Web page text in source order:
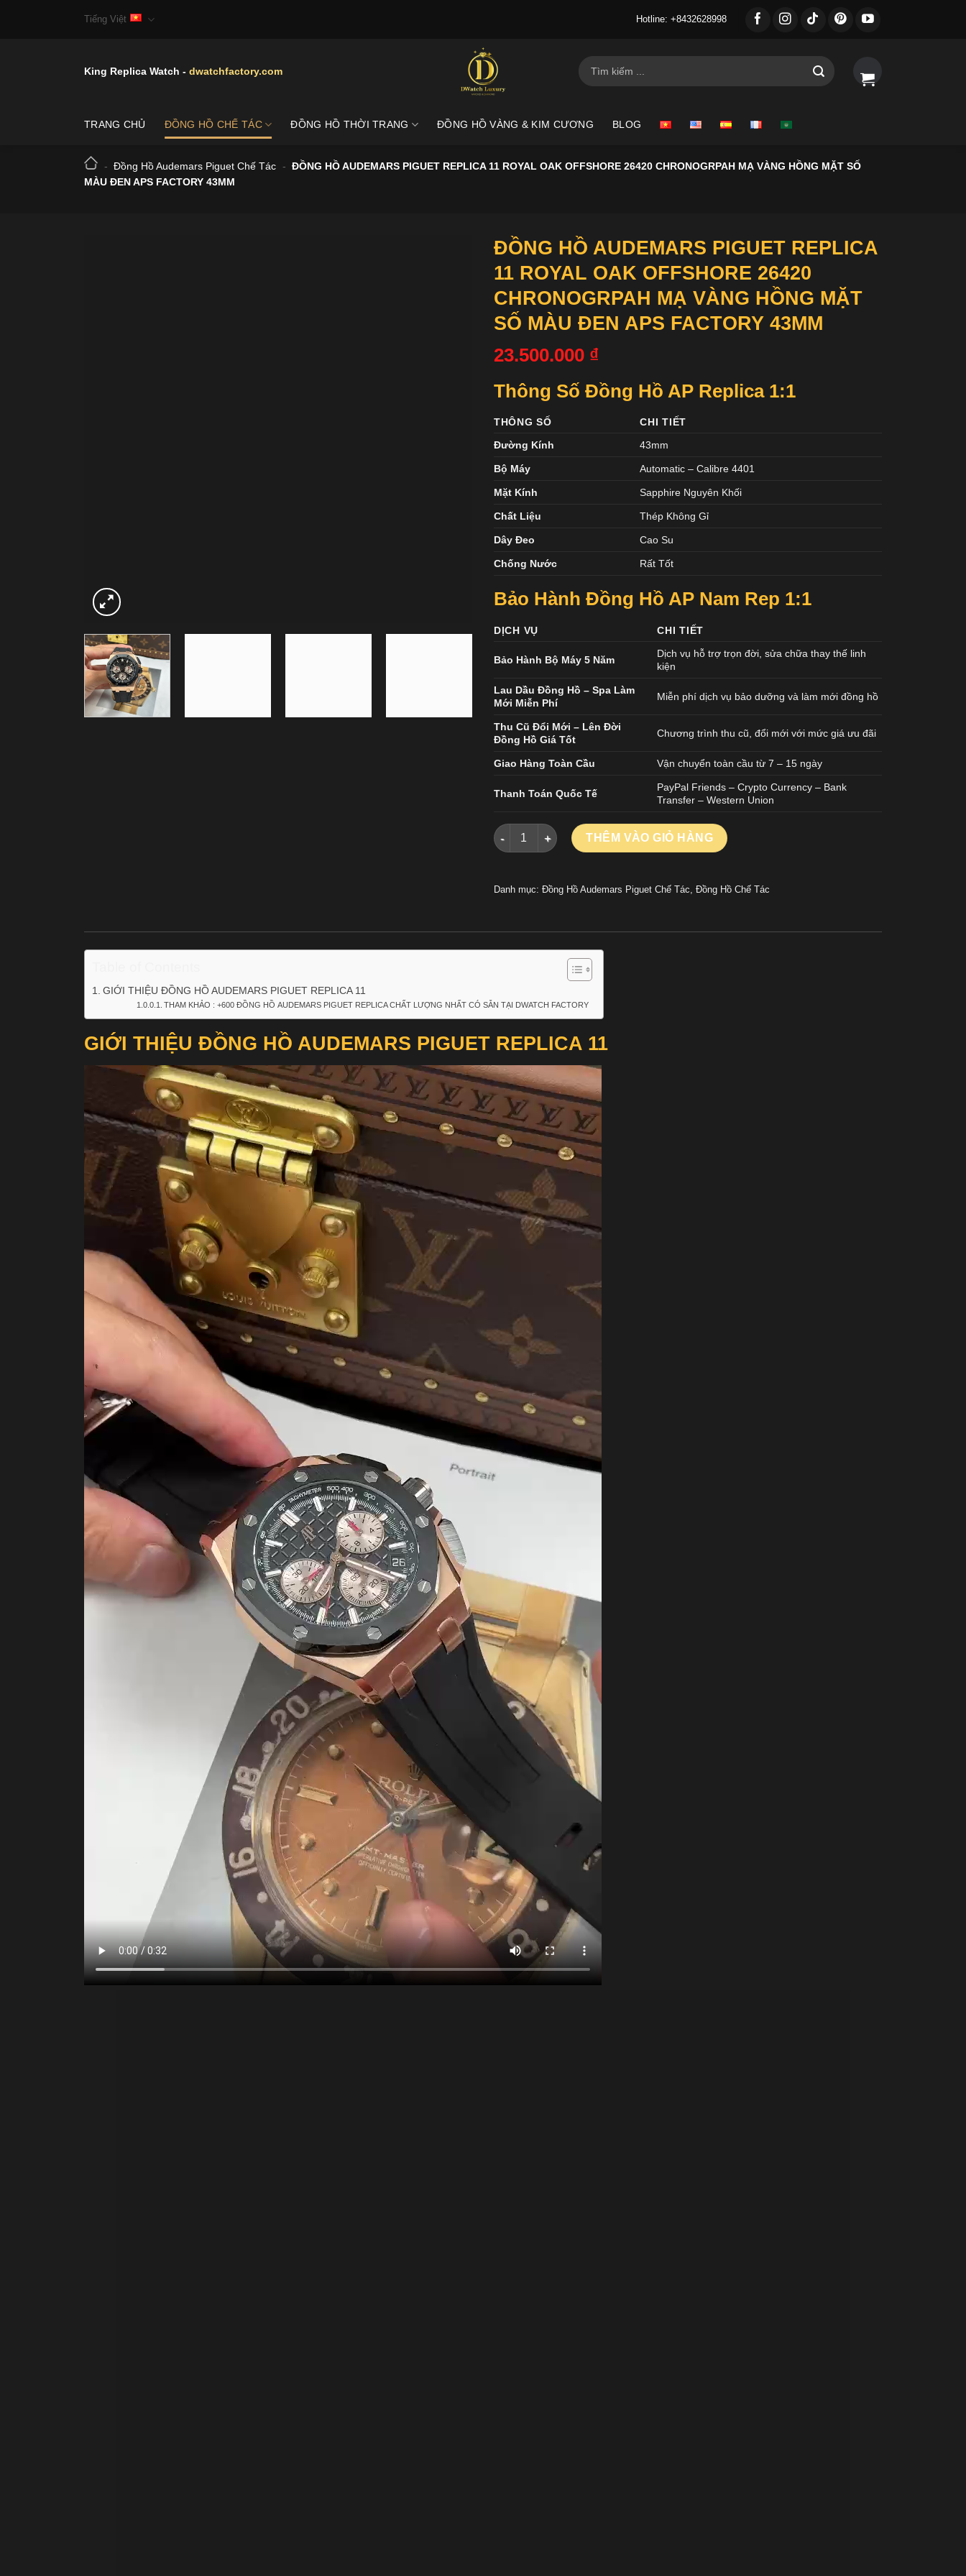
Tiếng Việt Hotline: +8432628998
King Replica Watch - dwatchfactory.com
Tìm
kiếm:
TRANG CHỦ ĐỒNG HỒ CHẾ TÁC ĐỒNG HỒ THỜI TRANG ĐỒNG HỒ VÀNG & KIM CƯƠNG BLOG
- Đồng Hồ Audemars Piguet Chế Tác - ĐỒNG HỒ AUDEMARS PIGUET REPLICA 11 ROYAL OAK OFFSHORE 26420 CHRONOGRPAH MẠ VÀNG HỒNG MẶT SỐ
MÀU ĐEN APS FACTORY 43MM
ĐỒNG HỒ AUDEMARS PIGUET REPLICA
11 ROYAL OAK OFFSHORE 26420
CHRONOGRPAH MẠ VÀNG HỒNG MẶT
SỐ MÀU ĐEN APS FACTORY 43MM
23.500.000 ₫
Thông Số Đồng Hồ AP Replica 1:1
THÔNG SỐ
CHI TIẾT
Đường Kính
43mm
Bộ Máy Automatic – Calibre 4401
Mặt Kính Sapphire Nguyên Khối
Chất Liệu Thép Không Gỉ
Dây Đeo Cao Su
Chống Nước Rất Tốt
Bảo Hành Đồng Hồ AP Nam Rep 1:1
DỊCH VỤ CHI TIẾT
Bảo Hành Bộ Máy 5 Năm
Dịch vụ hỗ trợ trọn đời, sửa chữa thay thế linh
kiện
Lau Dầu Đồng Hồ – Spa Làm
Mới Miễn Phí
Miễn phí dịch vụ bảo dưỡng và làm mới đồng hồ
Thu Cũ Đổi Mới – Lên Đời
Đồng Hồ Giá Tốt
Chương trình thu cũ, đổi mới với mức giá ưu đãi
Giao Hàng Toàn Cầu Vận chuyển toàn cầu từ 7 – 15 ngày
Thanh Toán Quốc Tế
PayPal Friends – Crypto Currency – Bank
Transfer – Western Union
ĐỒNG HỒ AUDEMARS PIGUET REPLICA 11 ROYAL OAK OFFSHORE 26420 CHRONOGRPAH
THÊM VÀO GIỎ HÀNG
Danh mục: Đồng Hồ Audemars Piguet Chế Tác Đồng Hồ Chế Tác
GIỚI THIỆU ĐỒNG HỒ AUDEMARS PIGUET REPLICA 11
THAM KHẢO : +600 ĐỒNG HỒ AUDEMARS PIGUET REPLICA CHẤT LƯỢNG NHẤT CÓ SẴN TẠI DWATCH FACTORY
GIỚI THIỆU ĐỒNG HỒ AUDEMARS PIGUET REPLICA 11